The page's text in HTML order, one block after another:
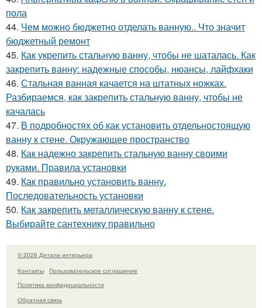
пола
44. Чем можно бюджетно отделать ванную.. Что значит
бюджетный ремонт
45. Как укрепить стальную ванну, чтобы не шаталась. Как
закрепить ванну: надежные способы, нюансы, лайфхаки
46. Стальная ванная качается на штатных ножках.
Разбираемся, как закрепить стальную ванну, чтобы не
качалась
47. В подробностях об как установить отдельностоящую
ванну к стене. Окружающее пространство
48. Как надежно закрепить стальную ванну своими
руками. Правила установки
49. Как правильно установить ванну.
Последовательность установки
50. Как закрепить металлическую ванну к стене.
Выбирайте сантехнику правильно
© 2026 Детали интерьера
Контакты
Пользовательское соглашение
Политика конфидециальности
Обратная связь